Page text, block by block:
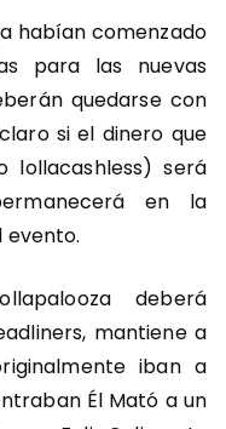
habían comenzado
para las nuevas
quedarse con
si el dinero que
lollacashless) será
en la
evento.
deberá
mantiene a
iban a
Él Mató a un